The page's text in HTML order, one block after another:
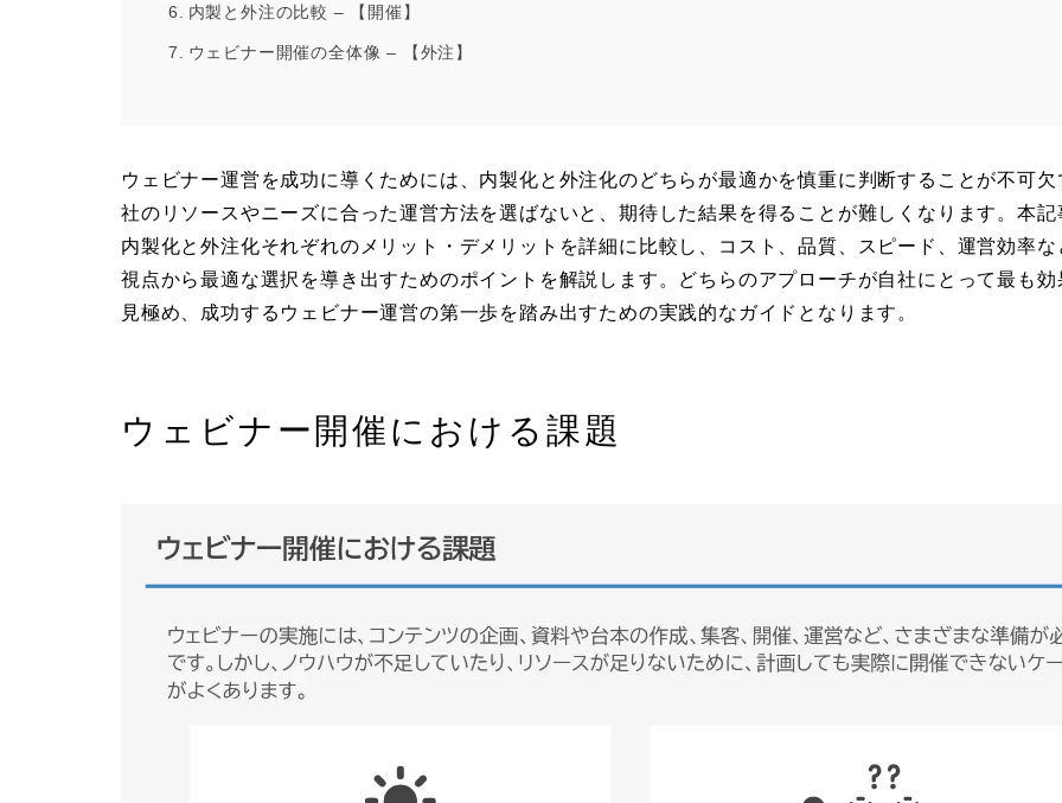
内製と外注の比較 – 【開催】
ウェビナー開催の全体像 – 【外注】
ウェビナー運営を成功に導くためには、内製化と外注化のどちらが最適かを慎重に判断することが不可欠
社のリソースやニーズに合った運営方法を選ばないと、期待した結果を得ることが難しくなります。本記
内製化と外注化それぞれのメリット・デメリットを詳細に比較し、コスト、品質、スピード、運営効率な
視点から最適な選択を導き出すためのポイントを解説します。どちらのアプローチが自社にとって最も効
見極め、成功するウェビナー運営の第一歩を踏み出すための実践的なガイドとなります。
ウェビナー開催における課題